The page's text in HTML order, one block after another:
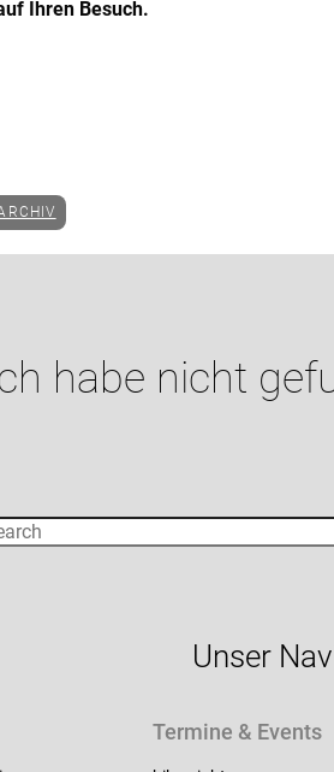
Ihren Besuch.
habe nicht
Unser
Termine & Events